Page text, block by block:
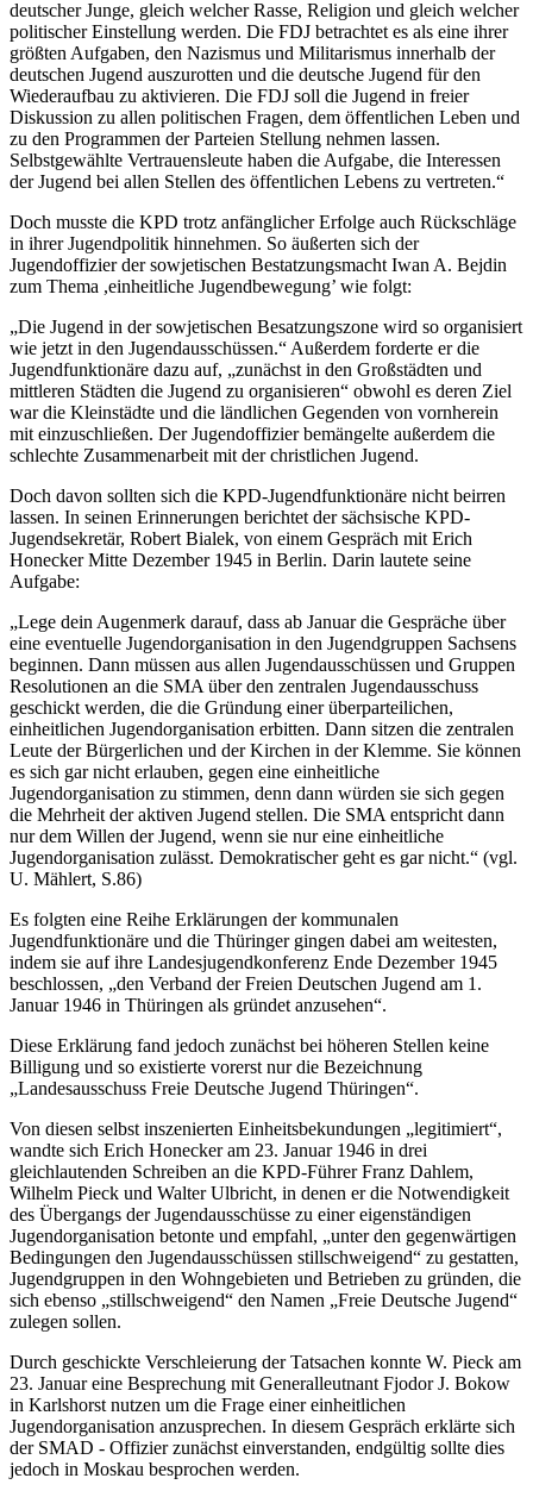
deutscher Junge, gleich welcher Rasse, Religion und gleich welcher
politischer Einstellung werden. Die FDJ betrachtet es als eine ihrer
größten Aufgaben, den Nazismus und Militarismus innerhalb der
deutschen Jugend auszurotten und die deutsche Jugend für den
Wiederaufbau zu aktivieren. Die FDJ soll die Jugend in freier
Diskussion zu allen politischen Fragen, dem öffentlichen Leben und
zu den Programmen der Parteien Stellung nehmen lassen.
Selbstgewählte Vertrauensleute haben die Aufgabe, die Interessen
der Jugend bei allen Stellen des öffentlichen Lebens zu vertreten.“
Doch musste die KPD trotz anfänglicher Erfolge auch Rückschläge
in ihrer Jugendpolitik hinnehmen. So äußerten sich der
Jugendoffizier der sowjetischen Bestatzungsmacht Iwan A. Bejdin
zum Thema ,einheitliche Jugendbewegung’ wie folgt:
„Die Jugend in der sowjetischen Besatzungszone wird so organisiert
wie jetzt in den Jugendausschüssen.“ Außerdem forderte er die
Jugendfunktionäre dazu auf, „zunächst in den Großstädten und
mittleren Städten die Jugend zu organisieren“ obwohl es deren Ziel
war die Kleinstädte und die ländlichen Gegenden von vornherein
mit einzuschließen. Der Jugendoffizier bemängelte außerdem die
schlechte Zusammenarbeit mit der christlichen Jugend.
Doch davon sollten sich die KPD-Jugendfunktionäre nicht beirren
lassen. In seinen Erinnerungen berichtet der sächsische KPD-
Jugendsekretär, Robert Bialek, von einem Gespräch mit Erich
Honecker Mitte Dezember 1945 in Berlin. Darin lautete seine
Aufgabe:
„Lege dein Augenmerk darauf, dass ab Januar die Gespräche über
eine eventuelle Jugendorganisation in den Jugendgruppen Sachsens
beginnen. Dann müssen aus allen Jugendausschüssen und Gruppen
Resolutionen an die SMA über den zentralen Jugendausschuss
geschickt werden, die die Gründung einer überparteilichen,
einheitlichen Jugendorganisation erbitten. Dann sitzen die zentralen
Leute der Bürgerlichen und der Kirchen in der Klemme. Sie können
es sich gar nicht erlauben, gegen eine einheitliche
Jugendorganisation zu stimmen, denn dann würden sie sich gegen
die Mehrheit der aktiven Jugend stellen. Die SMA entspricht dann
nur dem Willen der Jugend, wenn sie nur eine einheitliche
Jugendorganisation zulässt. Demokratischer geht es gar nicht.“ (vgl.
U. Mählert, S.86)
Es folgten eine Reihe Erklärungen der kommunalen
Jugendfunktionäre und die Thüringer gingen dabei am weitesten,
indem sie auf ihre Landesjugendkonferenz Ende Dezember 1945
beschlossen, „den Verband der Freien Deutschen Jugend am 1.
Januar 1946 in Thüringen als gründet anzusehen“.
Diese Erklärung fand jedoch zunächst bei höheren Stellen keine
Billigung und so existierte vorerst nur die Bezeichnung
„Landesausschuss Freie Deutsche Jugend Thüringen“.
Von diesen selbst inszenierten Einheitsbekundungen „legitimiert“,
wandte sich Erich Honecker am 23. Januar 1946 in drei
gleichlautenden Schreiben an die KPD-Führer Franz Dahlem,
Wilhelm Pieck und Walter Ulbricht, in denen er die Notwendigkeit
des Übergangs der Jugendausschüsse zu einer eigenständigen
Jugendorganisation betonte und empfahl, „unter den gegenwärtigen
Bedingungen den Jugendausschüssen stillschweigend“ zu gestatten,
Jugendgruppen in den Wohngebieten und Betrieben zu gründen, die
sich ebenso „stillschweigend“ den Namen „Freie Deutsche Jugend“
zulegen sollen.
Durch geschickte Verschleierung der Tatsachen konnte W. Pieck am
23. Januar eine Besprechung mit Generalleutnant Fjodor J. Bokow
in Karlshorst nutzen um die Frage einer einheitlichen
Jugendorganisation anzusprechen. In diesem Gespräch erklärte sich
der SMAD - Offizier zunächst einverstanden, endgültig sollte dies
jedoch in Moskau besprochen werden.